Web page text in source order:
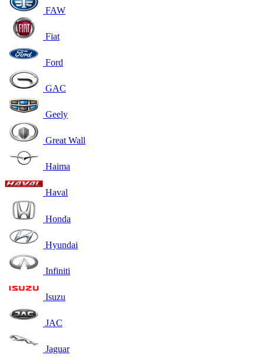
FAW
Fiat
Ford
GAC
Geely
Great Wall
Haima
Haval
Honda
Hyundai
Infiniti
Isuzu
JAC
Jaguar